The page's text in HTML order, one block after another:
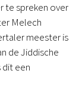
te spreken over
Melech
meester is
de Jiddische
dit een